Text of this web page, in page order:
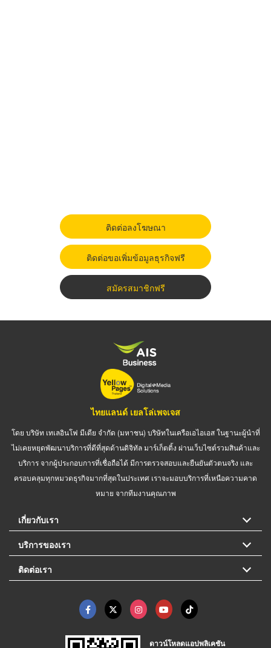
ติดต่อลงโฆษณา
ติดต่อขอเพิ่มข้อมูลธุรกิจฟรี
สมัครสมาชิกฟรี
ไทยแลนด์ เยลโล่เพจเจส
โดย บริษัท เทเลอินโฟ มีเดีย จำกัด (มหาชน) บริษัทในเครือเอไอเอส ในฐานะผู้นำที่
ไม่เคยหยุดพัฒนาบริการที่ดีที่สุดด้านดิจิทัล มาร์เก็ตติ้ง ผ่านเว็บไซต์รวมสินค้าและ
บริการ จากผู้ประกอบการที่เชื่อถือได้ มีการตรวจสอบและยืนยันตัวตนจริง และ
ครอบคลุมทุกหมวดธุรกิจมากที่สุดในประเทศ เราจะมอบบริการที่เหนือความคาด
หมาย จากทีมงานคุณภาพ
เกี่ยวกับเรา
บริการของเรา
ติดต่อเรา
ดาวน์โหลดแอปพลิเคชัน